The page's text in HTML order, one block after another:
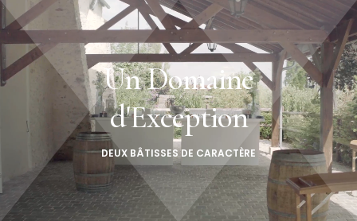
Lecteur
vidéo
Un Domaine
d'Exception
DEUX BÂTISSES DE CARACTÈRE